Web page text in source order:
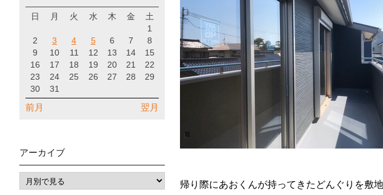
帰り際にあおくんが持ってきたどんぐりを敷
日 月 火 水 木 金
土
1
2
3 4 5 6 7
8
9
10 11 12 13 14
15
16
17 18 19 20 21
22
23
24 25 26 27 28
29
30
31
前月 翌月
アーカイブ